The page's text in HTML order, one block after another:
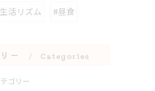
活リズム #昼食
ー Categories
ゴリー